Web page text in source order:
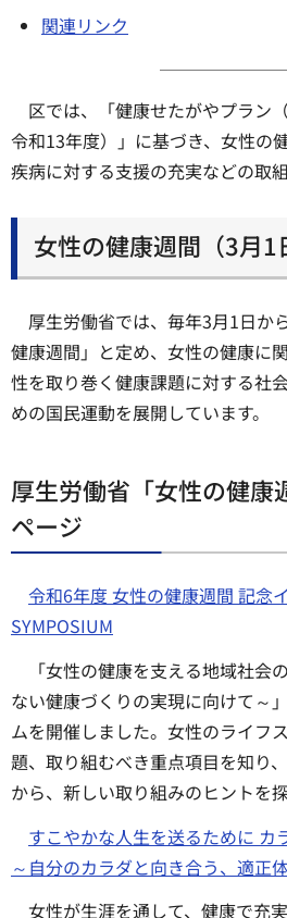
関連リンク
区では、「健康せたがやプラン
令和13年度）」に基づき、女性の
疾病に対する支援の充実などの取
女性の健康週間（3月1
厚生労働省では、毎年3月1日か
健康週間」と定め、女性の健康に
性を取り巻く健康課題に対する社
めの国民運動を展開しています。
厚生労働省「女性の健康
ページ
令和6年度 女性の健康週間 記念
SYMPOSIUM
「女性の健康を支える地域社会
ない健康づくりの実現に向けて～
ムを開催しました。女性のライフ
題、取り組むべき重点項目を知り
から、新しい取り組みのヒントを
すこやかな人生を送るために カ
～自分のカラダと向き合う、適正
女性が生涯を通して、健康で充